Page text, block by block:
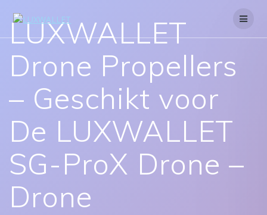
LUXWALLET
Drone Propellers
– Geschikt voor
De LUXWALLET
SG-ProX Drone –
Drone